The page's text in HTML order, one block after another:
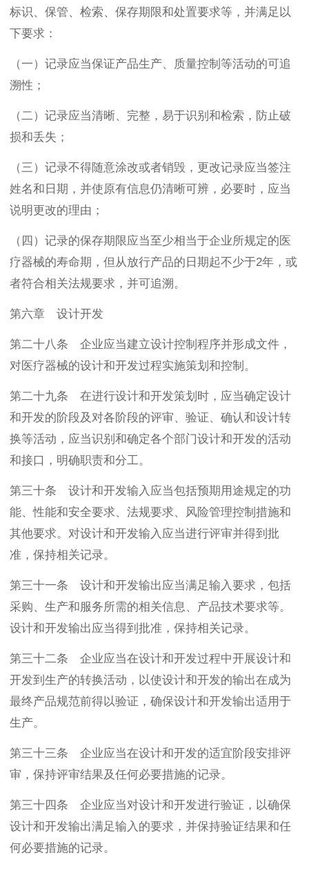
标识、保管、检索、保存期限和处置要求等，并满足以
下要求：
（一）记录应当保证产品生产、质量控制等活动的可追
溯性；
（二）记录应当清晰、完整，易于识别和检索，防止破
损和丢失；
（三）记录不得随意涂改或者销毁，更改记录应当签注
姓名和日期，并使原有信息仍清晰可辨，必要时，应当
说明更改的理由；
（四）记录的保存期限应当至少相当于企业所规定的医
疗器械的寿命期，但从放行产品的日期起不少于2年，或
者符合相关法规要求，并可追溯。
第六章 设计开发
第二十八条 企业应当建立设计控制程序并形成文件，
对医疗器械的设计和开发过程实施策划和控制。
第二十九条 在进行设计和开发策划时，应当确定设计
和开发的阶段及对各阶段的评审、验证、确认和设计转
换等活动，应当识别和确定各个部门设计和开发的活动
和接口，明确职责和分工。
第三十条 设计和开发输入应当包括预期用途规定的功
能、性能和安全要求、法规要求、风险管理控制措施和
其他要求。对设计和开发输入应当进行评审并得到批
准，保持相关记录。
第三十一条 设计和开发输出应当满足输入要求，包括
采购、生产和服务所需的相关信息、产品技术要求等。
设计和开发输出应当得到批准，保持相关记录。
第三十二条 企业应当在设计和开发过程中开展设计和
开发到生产的转换活动，以使设计和开发的输出在成为
最终产品规范前得以验证，确保设计和开发输出适用于
生产。
第三十三条 企业应当在设计和开发的适宜阶段安排评
审，保持评审结果及任何必要措施的记录。
第三十四条 企业应当对设计和开发进行验证，以确保
设计和开发输出满足输入的要求，并保持验证结果和任
何必要措施的记录。